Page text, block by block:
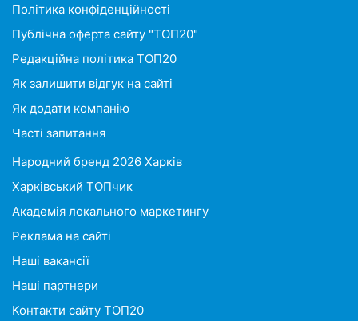
Політика конфіденційності
Публічна оферта сайту "ТОП20"
Редакційна політика ТОП20
Як залишити відгук на сайті
Як додати компанію
Часті запитання
Народний бренд 2026 Харків
Харківський ТОПчик
Академія локального маркетингу
Реклама на сайті
Наші вакансії
Наші партнери
Контакти сайту ТОП20